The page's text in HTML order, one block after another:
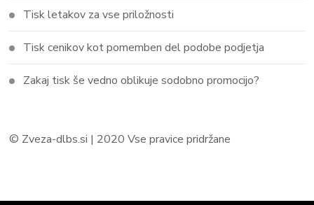
Tisk letakov za vse priložnosti
Tisk cenikov kot pomemben del podobe podjetja
Zakaj tisk še vedno oblikuje sodobno promocijo?
© Zveza-dlbs.si | 2020 Vse pravice pridržane